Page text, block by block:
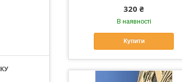
320 ₴
В наявності
Купити